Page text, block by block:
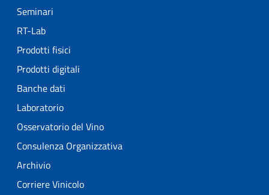
Seminari
RT-Lab
Prodotti fisici
Prodotti digitali
Banche dati
Laboratorio
Osservatorio del Vino
Consulenza Organizzativa
Archivio
Corriere Vinicolo